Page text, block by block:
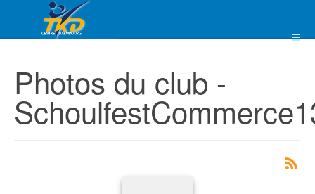
Photos du club -